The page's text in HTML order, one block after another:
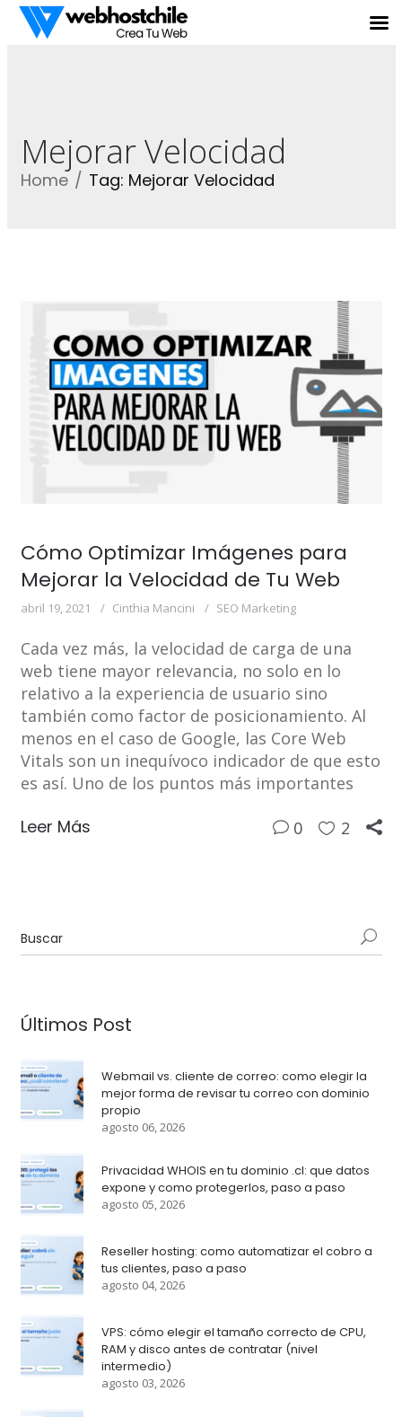
Mejorar Velocidad
Home Tag: Mejorar Velocidad
Cómo Optimizar Imágenes para
Mejorar la Velocidad de Tu Web
abril 19, 2021 Cinthia Mancini SEO Marketing
Cada vez más, la velocidad de carga de una
web tiene mayor relevancia, no solo en lo
relativo a la experiencia de usuario sino
también como factor de posicionamiento. Al
menos en el caso de Google, las Core Web
Vitals son un inequívoco indicador de que esto
es así. Uno de los puntos más importantes
Leer Más 0 2
Últimos Post
Webmail vs. cliente de correo: como elegir la
mejor forma de revisar tu correo con dominio
propio
agosto 06, 2026
Privacidad WHOIS en tu dominio .cl: que datos
expone y como protegerlos, paso a paso
agosto 05, 2026
Reseller hosting: como automatizar el cobro a
tus clientes, paso a paso
agosto 04, 2026
VPS: cómo elegir el tamaño correcto de CPU,
RAM y disco antes de contratar (nivel
intermedio)
agosto 03, 2026